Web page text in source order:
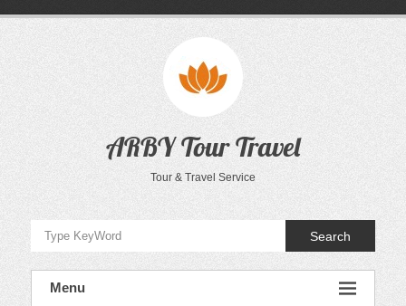
ARBY Tour Travel
Tour & Travel Service
Search
Menu